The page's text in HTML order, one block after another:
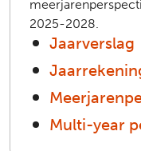
2025-2028.
Jaarverslag
Multi-year